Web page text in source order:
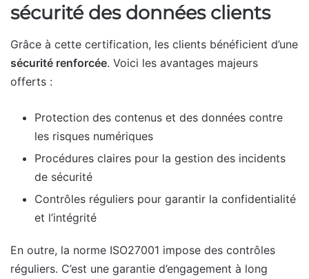
sécurité des données clients
Grâce à cette certification, les clients bénéficient d’une
sécurité renforcée. Voici les avantages majeurs
offerts :
Protection des contenus et des données contre
les risques numériques
Procédures claires pour la gestion des incidents
de sécurité
Contrôles réguliers pour garantir la confidentialité
et l’intégrité
En outre, la norme ISO27001 impose des contrôles
réguliers. C’est une garantie d’engagement à long